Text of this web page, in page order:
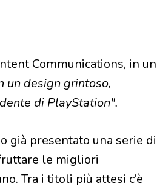
Communications, in un
un design grintoso,
di PlayStation".
già presentato una serie di
le migliori
Tra i titoli più attesi c’è